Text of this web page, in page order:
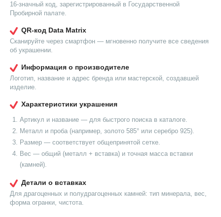
16-значный код, зарегистрированный в Государственной
Пробирной палате.
QR-код Data Matrix
Сканируйте через смартфон — мгновенно получите все сведения
об украшении.
Информация о производителе
Логотип, название и адрес бренда или мастерской, создавшей
изделие.
Характеристики украшения
Артикул и название — для быстрого поиска в каталоге.
Металл и проба (например, золото 585° или серебро 925).
Размер — соответствует общепринятой сетке.
Вес — общий (металл + вставка) и точная масса вставки
(камней).
Детали о вставках
Для драгоценных и полудрагоценных камней: тип минерала, вес,
форма огранки, чистота.